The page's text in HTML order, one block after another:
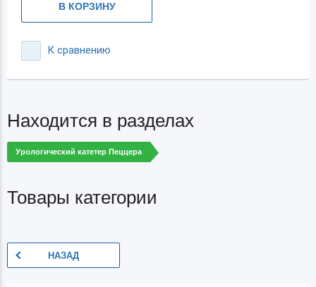
В КОРЗИНУ
К сравнению
Находится в разделах
Урологический катетер Пеццера
Товары категории
НАЗАД